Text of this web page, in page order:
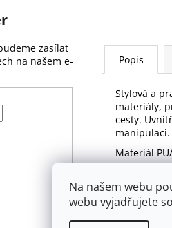
Na našem webu
webu vyjadřujete
zasílat
na našem e-
Popis
Stylová a
materiály,
cesty.
manipulaci.
Materiál